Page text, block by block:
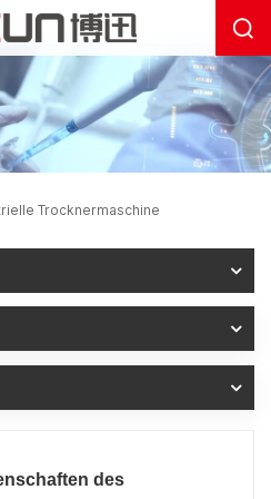
Trocknermaschine
des